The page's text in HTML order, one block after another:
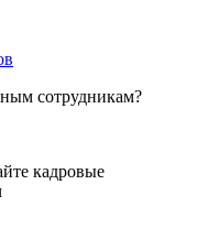
сотрудникам?
кадровые